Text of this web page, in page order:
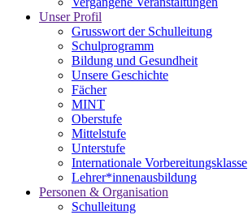
Unser Profil
Grusswort der Schulleitung
Schulprogramm
Bildung und Gesundheit
Unsere Geschichte
Fächer
MINT
Oberstufe
Mittelstufe
Unterstufe
Internationale Vorbereitungsklasse
Lehrer*innenausbildung
Personen & Organisation
Schulleitung